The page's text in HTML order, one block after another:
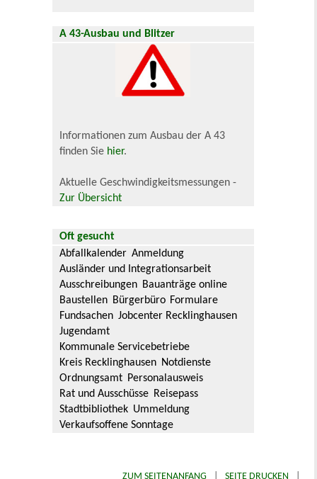
A 43-Ausbau und Blitzer
Informationen zum Ausbau der A 43
finden Sie hier.
Aktuelle Geschwindigkeitsmessungen -
Zur Übersicht
Oft gesucht
Abfallkalender Anmeldung
Ausländer und Integrationsarbeit
Ausschreibungen Bauanträge online
Baustellen Bürgerbüro Formulare
Fundsachen Jobcenter Recklinghausen
Jugendamt
Kommunale Servicebetriebe
Kreis Recklinghausen Notdienste
Ordnungsamt Personalausweis
Rat und Ausschüsse Reisepass
Stadtbibliothek Ummeldung
Verkaufsoffene Sonntage
ZUM SEITENANFANG SEITE DRUCKEN